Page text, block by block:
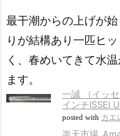
最干潮からの上げが
りが結構あり一匹ヒ
く、春めいてきて水
ます。
一誠 （イッ
インチISSEI
posted with カエ